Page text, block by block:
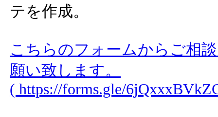
テを作成。
こちらのフォームからご相
願い致します。
( https://forms.gle/